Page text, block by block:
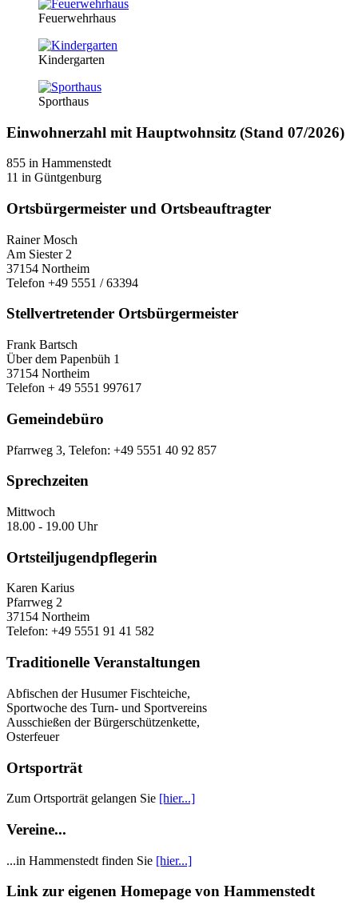
Feuerwehrhaus
Kindergarten
Sporthaus
Einwohnerzahl mit Hauptwohnsitz (Stand 07/2026)
855 in Hammenstedt
11 in Güntgenburg
Ortsbürgermeister und Ortsbeauftragter
Rainer Mosch
Am Siester 2
37154 Northeim
Telefon +49 5551 / 63394
Stellvertretender Ortsbürgermeister
Frank Bartsch
Über dem Papenbüh 1
37154 Northeim
Telefon + 49 5551 997617
Gemeindebüro
Pfarrweg 3, Telefon: +49 5551 40 92 857
Sprechzeiten
Mittwoch
18.00 - 19.00 Uhr
Ortsteiljugendpflegerin
Karen Karius
Pfarrweg 2
37154 Northeim
Telefon: +49 5551 91 41 582
Traditionelle Veranstaltungen
Abfischen der Husumer Fischteiche,
Sportwoche des Turn- und Sportvereins
Ausschießen der Bürgerschützenkette,
Osterfeuer
Ortsporträt
Zum Ortsporträt gelangen Sie [hier...]
Vereine...
...in Hammenstedt finden Sie [hier...]
Link zur eigenen Homepage von Hammenstedt